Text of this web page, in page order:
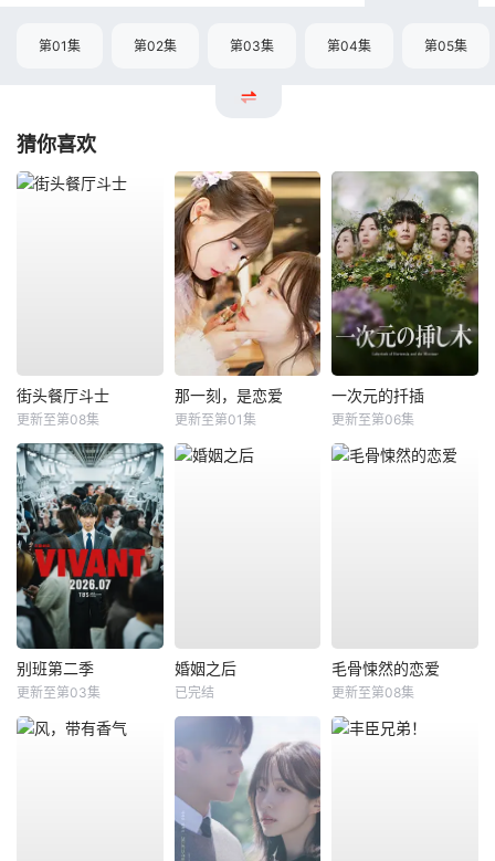
第01集 第02集 第03集 第04集 第05集
猜你喜欢
街头餐厅斗士
更新至第08集
那一刻，是恋爱
更新至第01集
一次元的扦插
更新至第06集
别班第二季
更新至第03集
婚姻之后
已完结
毛骨悚然的恋爱
更新至第08集